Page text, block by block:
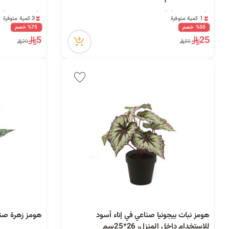
1 كمية متوفرة
4 مشاهدة مؤخراً
%50 خصم
25
50
3 كمية متوفرة
2 مشاهدة مؤخراً
%75 خصم
5
20
هومز نبات بيجونيا صناعي في إناء أسود
للاستخدام داخل المنزل، 26*25سم
هومز زهرة صناعية